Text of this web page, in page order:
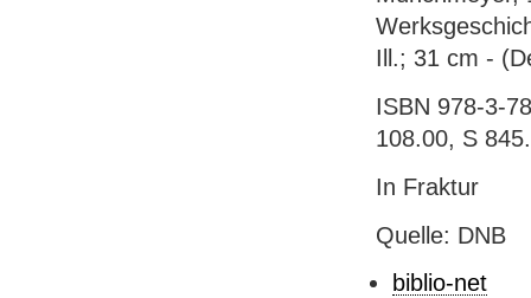
Ill.; 31 cm -
ISBN 978-3-
108.00, S
In Fraktur
Quelle: DNB
biblio-net